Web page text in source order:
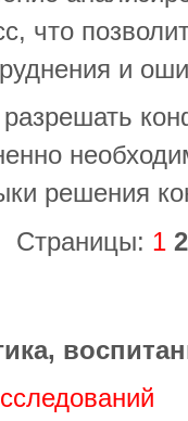
что
и
решения
Страницы: 1 2